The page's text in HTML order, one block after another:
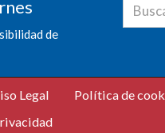
de
Legal
Política de